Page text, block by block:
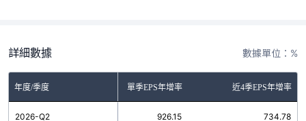
詳細數據 數據單位：%
年度/季度 單季EPS年增率 近4季EPS年增率
2026-Q2 926.15 734.78